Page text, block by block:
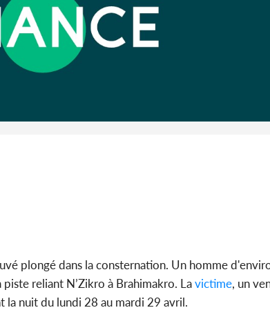
plongé dans la consternation. Un homme
reliant N’Zikro à Brahimakro. Lavictime, un
la nuit du lundi 28 au mardi 29 avril.